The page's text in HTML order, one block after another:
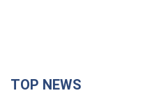
TOP NEWS